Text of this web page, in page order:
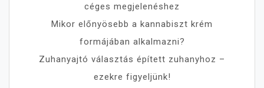
céges megjelenéshez
Mikor előnyösebb a kannabiszt krém
formájában alkalmazni?
Zuhanyajtó választás épített zuhanyhoz –
ezekre figyeljünk!